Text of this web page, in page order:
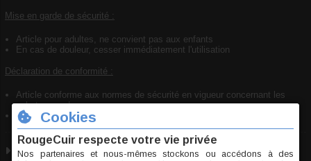
Mise en garde de sécurité :
Article pour adultes, ne convient pas aux enfants
En cas de douleur, cesser immédiatement l'utilisation
Déclaration de conformité :
Article conforme aux normes de sécurité en vigueur concernant les
substances dangereuses
TPR (caoutchouc thermoplastique)
MarqueBeast Rings